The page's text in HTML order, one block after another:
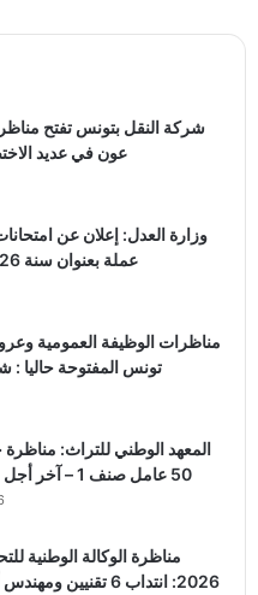
عون في عديد
وزارة العدل: إعلان عن
عملة بعنوان سنة 2026 (87 خطة)
مناظرات الوظيفة العمومية
تونس المفتوحة حاليا : شهر
المعهد الوطني للتراث: مناظرة
50 عامل صنف 1 – آخر أجل 21 أوت 2026
مناظرة الوكالة الوطنية
2026: انتداب 6